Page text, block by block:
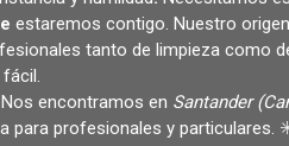
estaremos contigo. Nuestro
tanto de limpieza como
encontramos en Santander
profesionales y particulares.